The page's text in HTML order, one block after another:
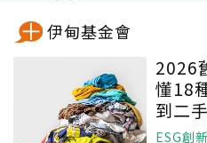
伊甸基金會
2026
懂18
到二
ESG創新